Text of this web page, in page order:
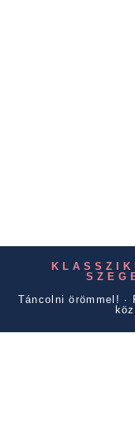
Táncolni örömmel!